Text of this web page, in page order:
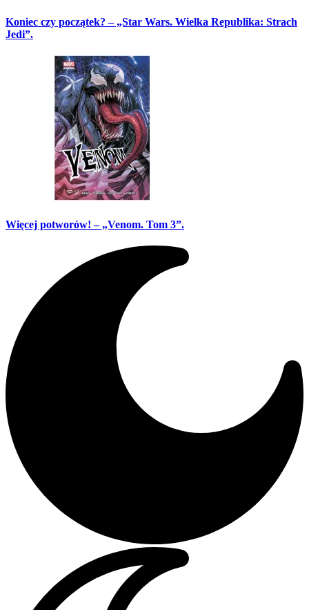
Koniec czy początek? – „Star Wars. Wielka Republika: Strach
Jedi”.
Więcej potworów! – „Venom. Tom 3”.